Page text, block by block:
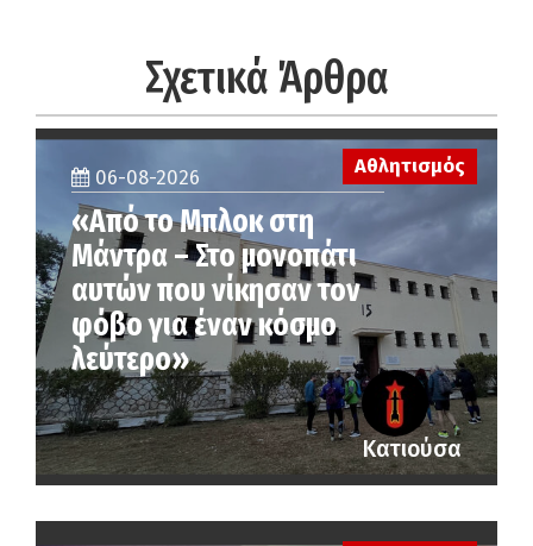
Σχετικά Άρθρα
Αθλητισμός
06-08-2026
«Από το Μπλοκ στη
Μάντρα – Στο μονοπάτι
αυτών που νίκησαν τον
φόβο για έναν κόσμο
λεύτερο»
Κατιούσα